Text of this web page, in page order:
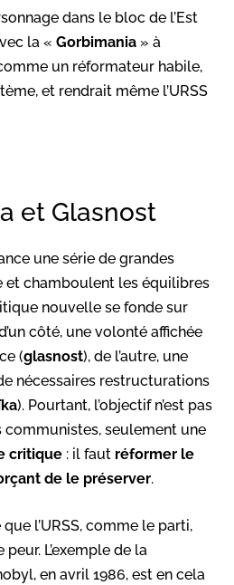
dans le bloc de l’Est
la « Gorbimania » à
un réformateur habile,
et rendrait même l’URSS
et Glasnost
une série de grandes
et chamboulent les équilibres
nouvelle se fonde sur
côté, une volonté affichée
(glasnost), de l’autre, une
nécessaires restructurations
). Pourtant, l’objectif n’est pas
seulement une
critique : il faut réformer le
de le préserver.
l’URSS, comme le parti,
L’exemple de la
en avril 1986, est en cela